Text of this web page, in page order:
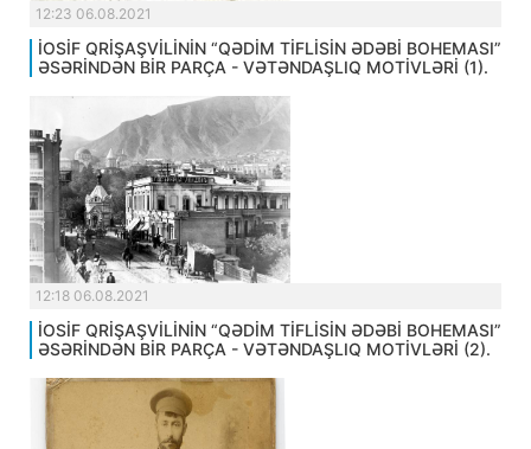
12:23 06.08.2021
İOSİF QRİŞAŞVİLİNİN “QƏDİM TİFLİSİN ƏDƏBİ BOHEMASI”
ƏSƏRİNDƏN BİR PARÇA - VƏTƏNDAŞLIQ MOTİVLƏRİ (1).
12:18 06.08.2021
İOSİF QRİŞAŞVİLİNİN “QƏDİM TİFLİSİN ƏDƏBİ BOHEMASI”
ƏSƏRİNDƏN BİR PARÇA - VƏTƏNDAŞLIQ MOTİVLƏRİ (2).